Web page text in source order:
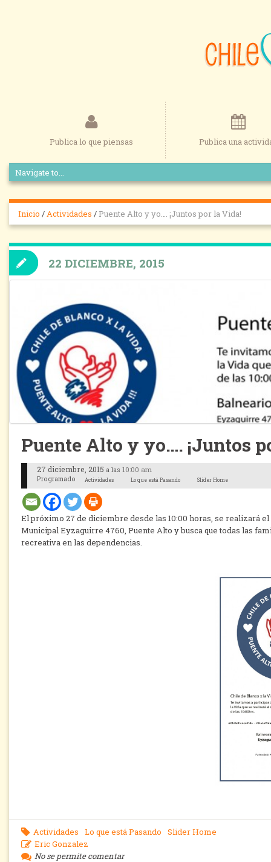
Publica lo que piensas Publica una
Inicio /Actividades / Puente Alto y yo…. ¡Juntos por la Vida!
Puente Alto y yo…. ¡Juntos
27 diciembre, 2015 a las 10:00 am
Programado Actividades Lo que está Pasando Slider Home
El próximo 27 de diciembre desde las 10:00 horas, se realizará
Municipal Eyzaguirre 4760, Puente Alto y busca que todas las
recreativa en las dependencias.
22 DICIEMBRE, 2015
Actividades Lo que está Pasando
Slider Home
Eric Gonzalez
No se permite comentar